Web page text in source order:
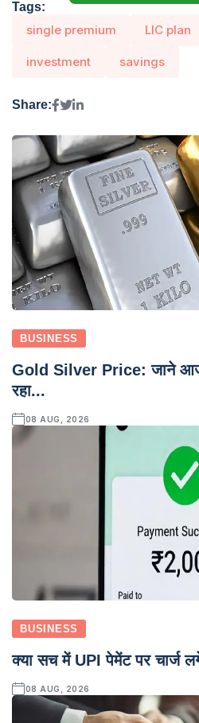
Tags:
single premium LIC plan
investment savings
Share:
BUSINESS
Gold Silver Price: जाने
रहा...
08 AUG, 2026
BUSINESS
क्या सच में UPI पेमेंट पर चार्ज
08 AUG, 2026